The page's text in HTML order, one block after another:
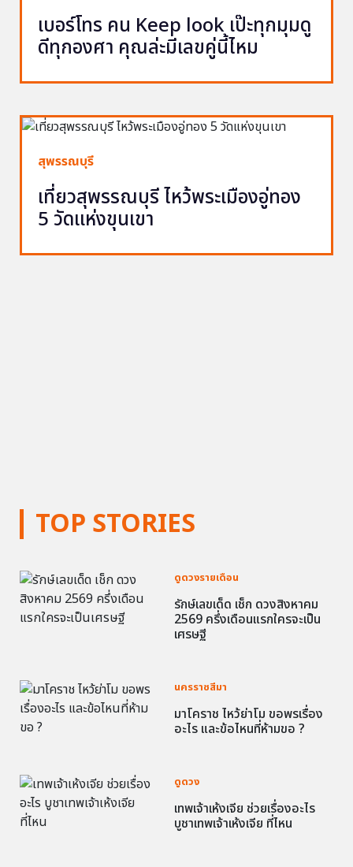
TOP STORIES
ดูดวงรายเดือน
รักษ์เลขเด็ด เช็ก ดวงสิงหาคม
2569 ครึ่งเดือนแรกใครจะเป็น
เศรษฐี
นครราชสีมา
มาโคราช ไหว้ย่าโม ขอพรเรื่อง
อะไร และข้อไหนที่ห้ามขอ ?
ดูดวง
เทพเจ้าเห้งเจีย ช่วยเรื่องอะไร
บูชาเทพเจ้าเห้งเจีย ที่ไหน
เบอร์โทร คน Keep look เป๊ะทุกมุมดู
ดีทุกองศา คุณล่ะมีเลขคู่นี้ไหม
สุพรรณบุรี
เที่ยวสุพรรณบุรี ไหว้พระเมืองอู่ทอง
5 วัดแห่งขุนเขา